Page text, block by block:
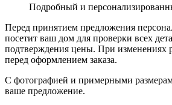
Подробный и
Перед принятием предложения
посетит ваш дом для проверки всех
подтверждения цены. При изменениях
перед оформлением заказа.
С фотографией и примерными
ваше предложение.